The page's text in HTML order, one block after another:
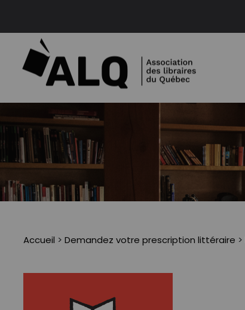
Accueil > Demandez votre prescription littéraire >